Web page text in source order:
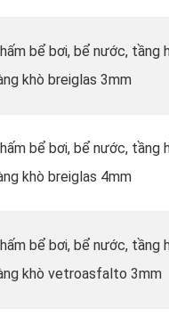
bể bơi, bể nước, tầng
khò breiglas 3mm
bể bơi, bể nước, tầng
khò breiglas 4mm
bể bơi, bể nước, tầng
khò vetroasfalto 3mm